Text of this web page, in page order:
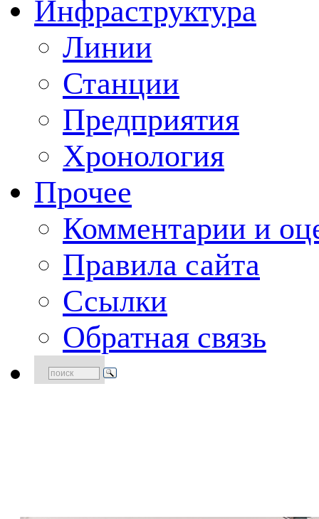
Инфраструктура
Линии
Станции
Предприятия
Хронология
Прочее
Комментарии и
Правила сайта
Ссылки
Обратная связь